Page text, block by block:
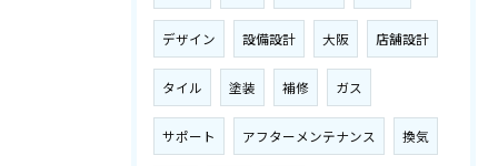
デザイン 設備設計 大阪 店舗設計
タイル 塗装 補修 ガス
サポート アフターメンテナンス 換気